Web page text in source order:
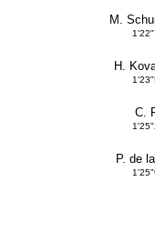
M.
H.
C.
P. de